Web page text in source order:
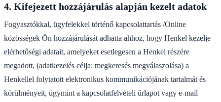
4. Kifejezett hozzájárulás alapján kezelt adatok
Fogyasztókkal, ügyfelekkel történő kapcsolattartás /Online
közösségek Ön hozzájárulását adhatta ahhoz, hogy Henkel kezelje
elérhetőségi adatait, amelyeket esetlegesen a Henkel részére
megadott, (adatkezelés célja: megkeresés megválaszolása) a
Henkellel folytatott elektronikus kommunikációjának tartalmát és
körülményeit, úgymint a kapcsolatfelvételi űrlapot vagy e-mail